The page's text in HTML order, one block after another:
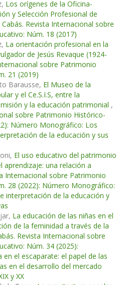
Los orígenes de la Oficina-
y Selección Profesional de
Cabás. Revista Internacional sobre
Núm. 18 (2017)
La orientación profesional en la
de Jesús Revaque (1924-
sobre Patrimonio
21 (2019)
Barausse, El Museo de la
y el Ce.S.I.S, entre la
y la educación patrimonial ,
sobre Patrimonio Histórico-
Número Monográfico: Los
de la educación y sus
El uso educativo del patrimonio
una relación a
Internacional sobre Patrimonio
28 (2022): Número Monográfico:
interpretación de la educación y
La educación de las niñas en el
de la feminidad a través de la
Revista Internacional sobre
Núm. 34 (2025):
el escaparate: el papel de las
en el desarrollo del mercado
y XX